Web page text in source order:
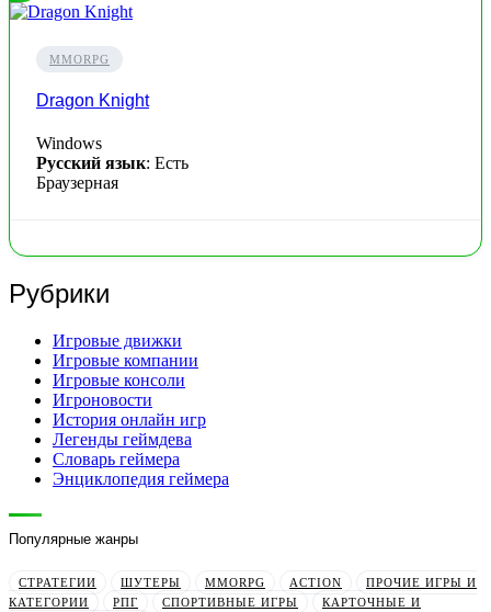
MMORPG
Dragon Knight
Windows
Русский язык: Есть
Браузерная
Рубрики
Игровые движки
Игровые компании
Игровые консоли
Игроновости
История онлайн игр
Легенды геймдева
Словарь геймера
Энциклопедия геймера
Популярные жанры
СТРАТЕГИИ ШУТЕРЫ MMORPG ACTION
ПРОЧИЕ ИГРЫ И
КАТЕГОРИИ
РПГ СПОРТИВНЫЕ ИГРЫ
КАРТОЧНЫЕ И